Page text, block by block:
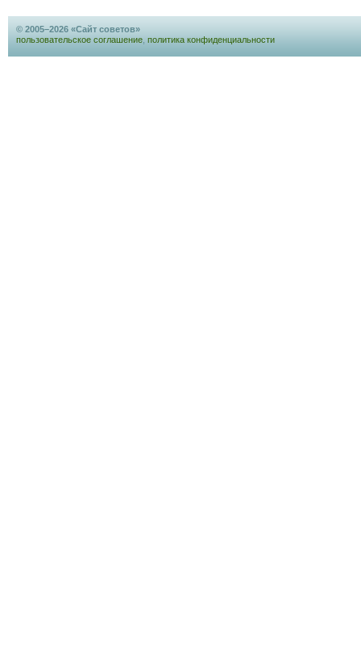
© 2005–2026 «Сайт советов»
пользовательское соглашение политика конфиденциальности